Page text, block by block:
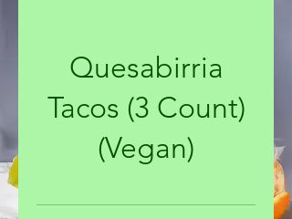
Quesabirria
Tacos (3 Count)
(Vegan)